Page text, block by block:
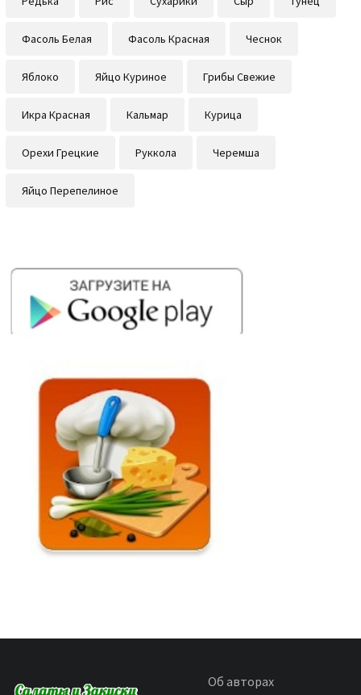
Фасоль Белая Фасоль Красная Чеснок
Яблоко Яйцо Куриное Грибы Свежие
Икра Красная Кальмар Курица
Орехи Грецкие Руккола Черемша
Яйцо Перепелиное
Об авторах